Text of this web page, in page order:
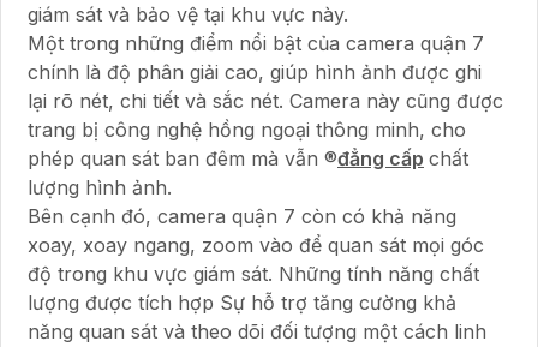
giám sát và bảo vệ tại khu vực này.
Một trong những điểm nổi bật của camera quận 7
chính là độ phân giải cao, giúp hình ảnh được ghi
lại rõ nét, chi tiết và sắc nét. Camera này cũng được
trang bị công nghệ hồng ngoại thông minh, cho
phép quan sát ban đêm mà vẫn ®️đẳng cấp chất
lượng hình ảnh.
Bên cạnh đó, camera quận 7 còn có khả năng
xoay, xoay ngang, zoom vào để quan sát mọi góc
độ trong khu vực giám sát. Những tính năng chất
lượng được tích hợp Sự hỗ trợ tăng cường khả
năng quan sát và theo dõi đối tượng một cách linh